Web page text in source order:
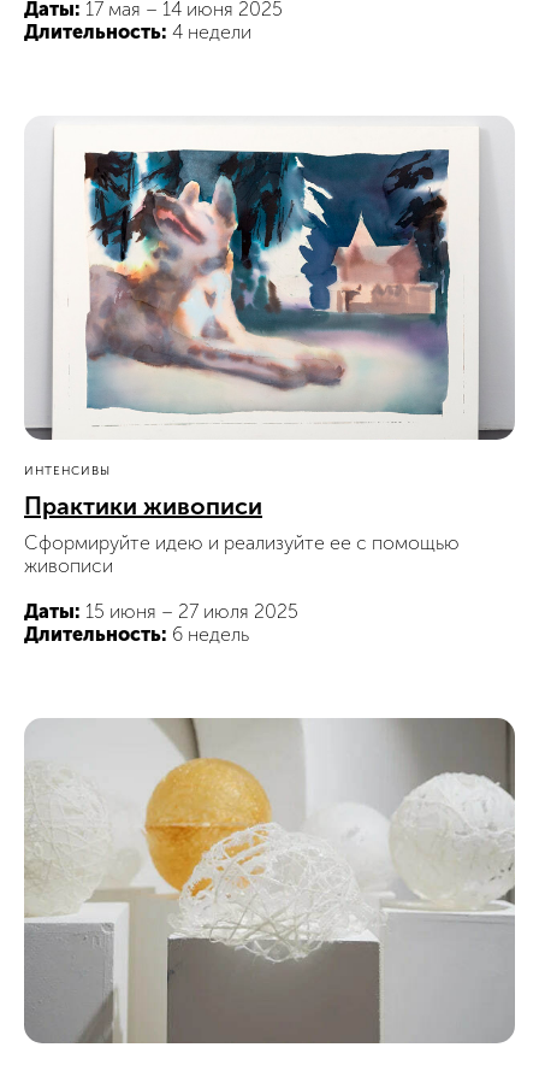
Даты: 17 мая – 14 июня 2025
Длительность: 4 недели
ИНТЕНСИВЫ
Практики живописи
Сформируйте идею и реализуйте ее с помощью
живописи
Даты: 15 июня – 27 июля 2025
Длительность: 6 недель
Выставки и события
Поддержать искусство
Мы находимся:
ул. Нижняя Сыромятническая, д. 10, стр. 3
Способ оплаты
Политика конфиденциальности
Лицензия